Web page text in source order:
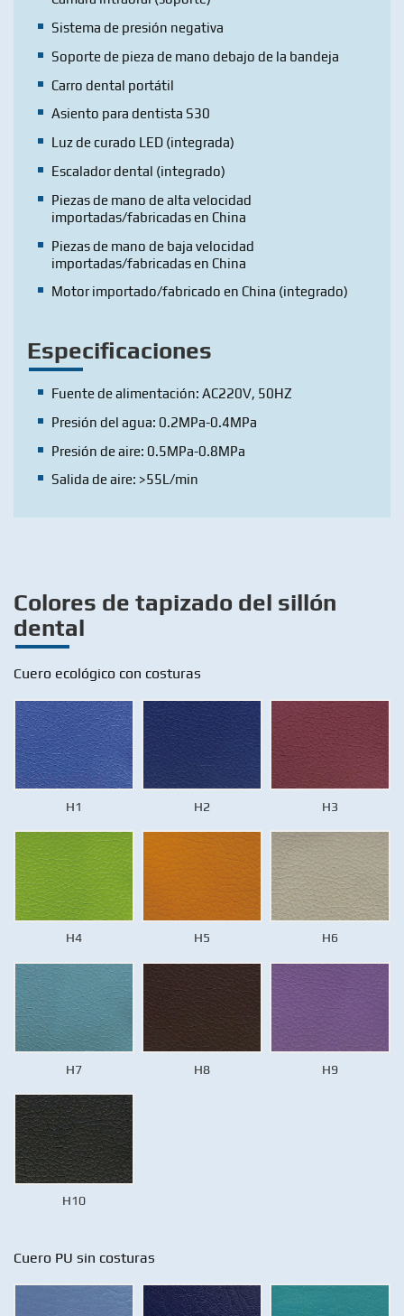
Sistema de presión negativa
Soporte de pieza de mano debajo de la bandeja
Carro dental portátil
Asiento para dentista S30
Luz de curado LED (integrada)
Escalador dental (integrado)
Piezas de mano de alta velocidad
importadas/fabricadas en China
Piezas de mano de baja velocidad
importadas/fabricadas en China
Motor importado/fabricado en China (integrado)
Especificaciones
Fuente de alimentación: AC220V, 50HZ
Presión del agua: 0.2MPa-0.4MPa
Presión de aire: 0.5MPa-0.8MPa
Salida de aire: >55L/min
Colores de tapizado del sillón
dental
Cuero ecológico con costuras
H1 H2 H3
H4 H5 H6
H7 H8 H9
H10
Cuero PU sin costuras